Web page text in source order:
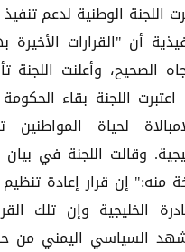
اللجنة الوطنية لدعم تنفيذ
أن "القرارات
الصحيح، وأعلنت اللجنة
اللجنة بقاء الحكومة
لحياة
وقالت اللجنة في بيان
منه:" إن قرار إعادة
الخليجية وإن تلك
السياسي اليمني من